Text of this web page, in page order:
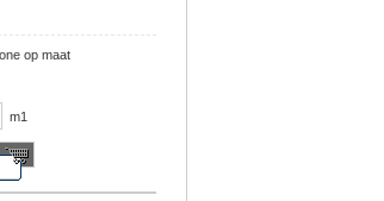
op maat
m1